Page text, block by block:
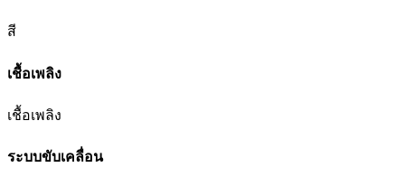
สี
เชื้อเพลิง
เชื้อเพลิง
ระบบขับเคลื่อน